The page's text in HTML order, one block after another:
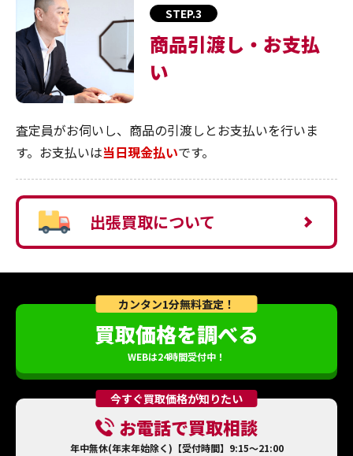
STEP.3
商品引渡し・お支払
い
査定員がお伺いし、商品の引渡しとお支払いを行いま
す。お支払いは当日現金払いです。
出張買取について
カンタン1分無料査定！
買取価格を調べる
WEBは24時間受付中！
今すぐ買取価格が知りたい
お電話で買取相談
年中無休(年末年始除く)【受付時間】9:15～21:00